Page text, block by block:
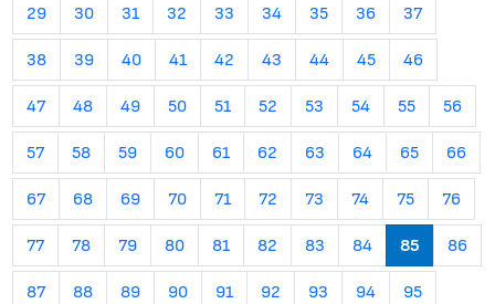
29 30 31 32 33 34 35 36 37
38 39 40 41 42 43 44 45 46
47 48 49 50 51 52 53 54 55 56
57 58 59 60 61 62 63 64 65 66
67 68 69 70 71 72 73 74 75 76
77 78 79 80 81 82 83 84 85 86
87 88 89 90 91 92 93 94 95